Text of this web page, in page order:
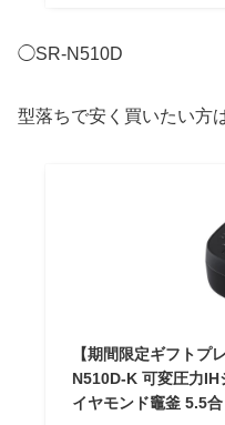
◯SR-N510D
型落ちで安く買いたい方
【期間限定ギフトプ
N510D-K 可変圧力
イヤモンド竈釜 5.5